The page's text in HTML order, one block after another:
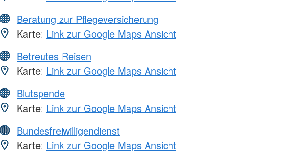
Beratung zur Pflegeversicherung
Karte: Link zur Google Maps Ansicht
Betreutes Reisen
Karte: Link zur Google Maps Ansicht
Blutspende
Karte: Link zur Google Maps Ansicht
Bundesfreiwilligendienst
Karte: Link zur Google Maps Ansicht